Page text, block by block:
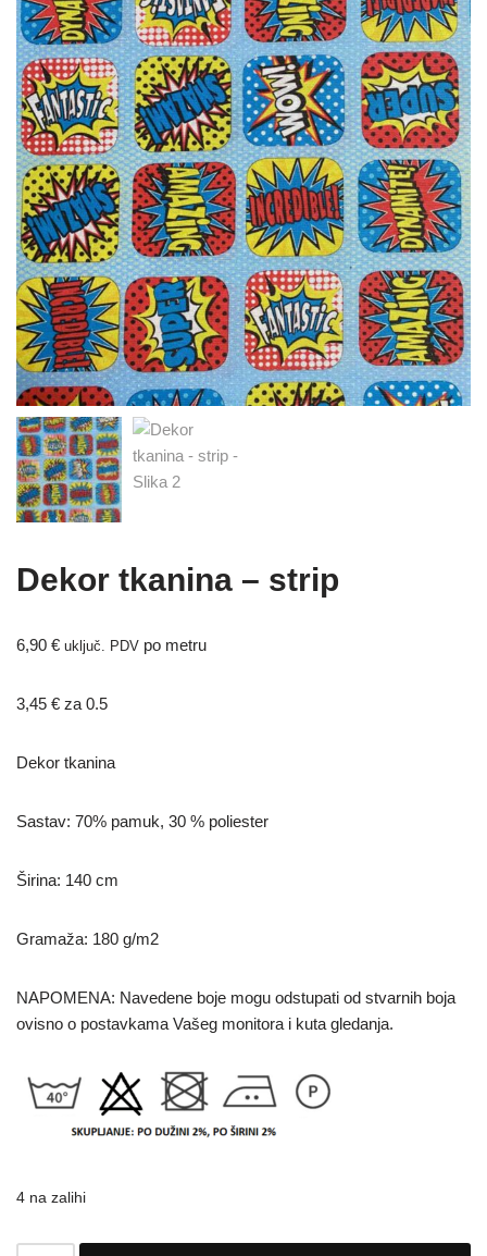
Dekor tkanina – strip
6,90 € uključ. PDV po metru
3,45 € za 0.5
Dekor tkanina
Sastav: 70% pamuk, 30 % poliester
Širina: 140 cm
Gramaža: 180 g/m2
NAPOMENA: Navedene boje mogu odstupati od stvarnih boja
ovisno o postavkama Vašeg monitora i kuta gledanja.
4 na zalihi